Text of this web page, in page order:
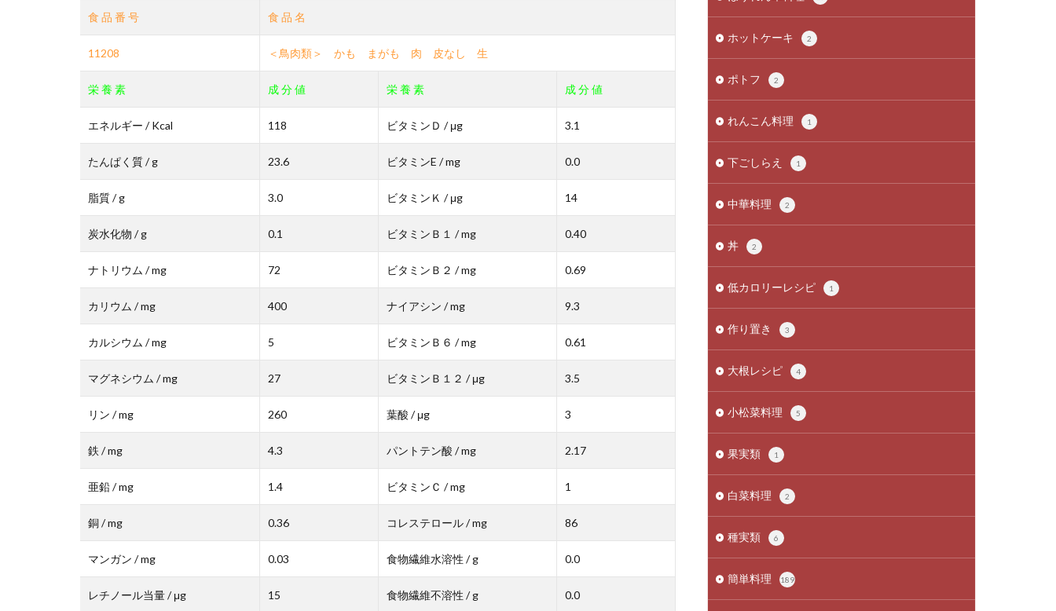
食 品 番 号 食 品 名
11208 ＜鳥肉類＞ かも まがも 肉 皮なし 生
栄 養 素 成 分 値 栄 養 素 成 分 値
エネルギー / Kcal 118 ビタミンＤ / μg 3.1
たんぱく質 / g 23.6 ビタミンE / mg 0.0
脂質 / g 3.0 ビタミンＫ / μg 14
炭水化物 / g 0.1 ビタミンＢ１ / mg 0.40
ナトリウム / mg 72 ビタミンＢ２ / mg 0.69
カリウム / mg 400 ナイアシン / mg 9.3
カルシウム / mg 5 ビタミンＢ６ / mg 0.61
マグネシウム / mg 27 ビタミンＢ１２ / μg 3.5
リン / mg 260 葉酸 / μg 3
鉄 / mg 4.3 パントテン酸 / mg 2.17
亜鉛 / mg 1.4 ビタミンＣ / mg 1
銅 / mg 0.36 コレステロール / mg 86
マンガン / mg 0.03 食物繊維水溶性 / g 0.0
レチノール当量 / μg 15 食物繊維不溶性 / g 0.0
ホットケーキ 2
ポトフ 2
れんこん料理 1
下ごしらえ 1
中華料理 2
丼 2
低カロリーレシピ 1
作り置き 3
大根レシピ 4
小松菜料理 5
果実類 1
白菜料理 2
種実類 6
簡単料理 189